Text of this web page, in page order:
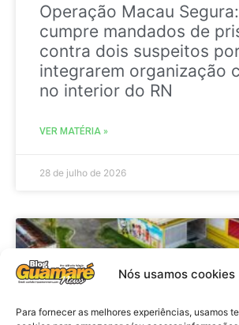
Nós usamos cookies
Para fornecer as melhores experiências, usamos
Operação Macau
cumpre mandados de
contra dois suspeitos
integrarem organização
no interior do RN
VER MATÉRIA »
28 de julho de 2026